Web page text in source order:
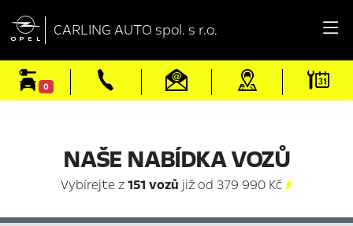
 CARLING AUTO spol. s r.o.
0
NAŠE NABÍDKA VOZŮ
Vybírejte z151 vozů již od 379 990 Kč